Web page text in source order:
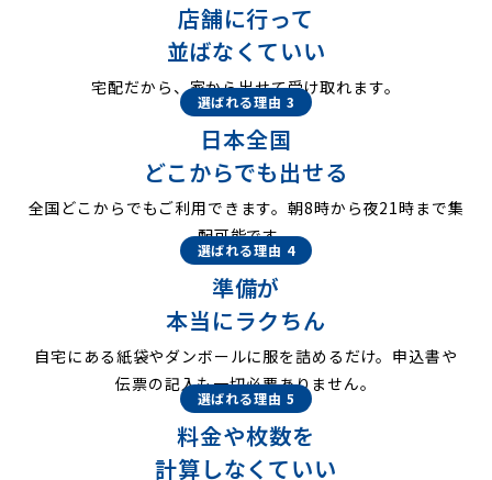
店舗に行って
並ばなくていい
宅配だから、家から出せて受け取れます。
選ばれる理由 3
日本全国
どこからでも出せる
全国どこからでもご利用できます。朝8時から夜21時まで集
配可能です。
選ばれる理由 4
準備が
本当にラクちん
自宅にある紙袋やダンボールに服を詰めるだけ。申込書や
伝票の記入も一切必要ありません。
選ばれる理由 5
料金や枚数を
計算しなくていい